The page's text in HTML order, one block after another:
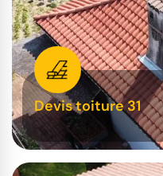
Devis toiture 31